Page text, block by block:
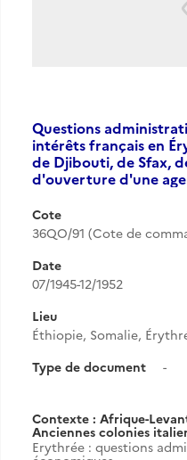
Questions
intérêts français en
de Djibouti, de Sfax,
d'ouverture d'une
Cote
36QO/91 (Cote de
Date
07/1945-12/1952
Lieu
Éthiopie, Somalie,
Type de document
-
Contexte : Afrique-
Anciennes colonies
Erythrée : questions